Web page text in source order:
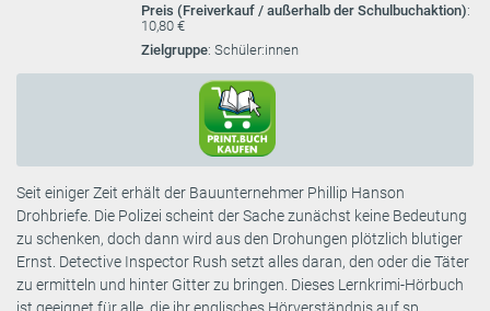
Preis (Freiverkauf / außerhalb der Schulbuchaktion):
10,80 €
Zielgruppe: Schüler:innen
Seit einiger Zeit erhält der Bauunternehmer Phillip Hanson
Drohbriefe. Die Polizei scheint der Sache zunächst keine Bedeutung
zu schenken, doch dann wird aus den Drohungen plötzlich blutiger
Ernst. Detective Inspector Rush setzt alles daran, den oder die Täter
zu ermitteln und hinter Gitter zu bringen. Dieses Lernkrimi-Hörbuch
ist geeignet für alle, die ihr englisches Hörverständnis auf sp ...